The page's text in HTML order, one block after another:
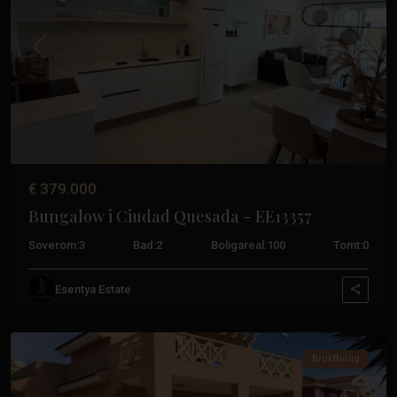
Tidligere Neste
€ 379.000
Bungalow i Ciudad Quesada – EE13357
Soverom:3 Bad:2 Boligareal: 100 Tomt:0
Esentya Estate
Quesada-
Bruktbolig